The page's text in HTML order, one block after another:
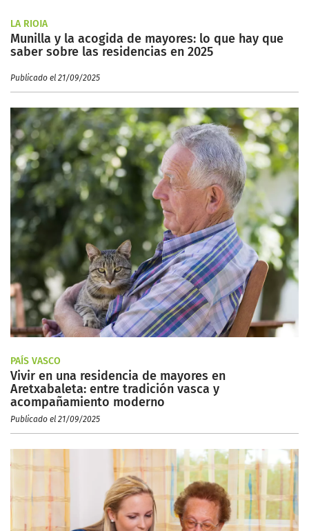
LA RIOJA
Munilla y la acogida de mayores: lo que hay que
saber sobre las residencias en 2025
Publicado el 21/09/2025
PAÍS VASCO
Vivir en una residencia de mayores en
Aretxabaleta: entre tradición vasca y
acompañamiento moderno
Publicado el 21/09/2025